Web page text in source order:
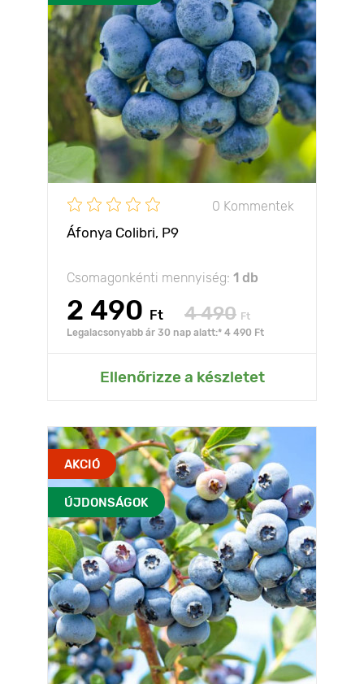
0 Kommentek
Áfonya Colibri, P9
Csomagonkénti mennyiség: 1 db
2 490 Ft 4 490 Ft
Legalacsonyabb ár 30 nap alatt:* 4 490 Ft
Ellenőrizze a készletet
AKCIÓ
ÚJDONSÁGOK